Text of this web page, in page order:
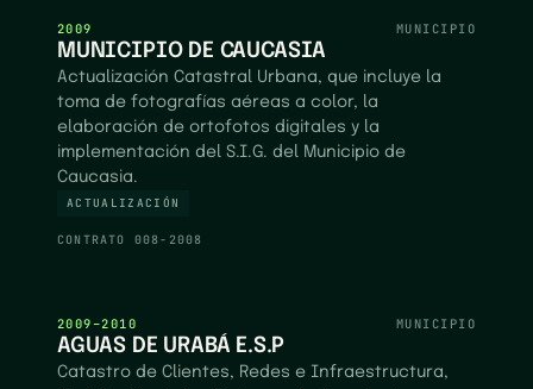
2009 MUNICIPIO
MUNICIPIO DE CAUCASIA
Actualización Catastral Urbana, que incluye la
toma de fotografías aéreas a color, la
elaboración de ortofotos digitales y la
implementación del S.I.G. del Municipio de
Caucasia.
ACTUALIZACIÓN
CONTRATO 008-2008
2009–2010 MUNICIPIO
AGUAS DE URABÁ E.S.P
Catastro de Clientes, Redes e Infraestructura,